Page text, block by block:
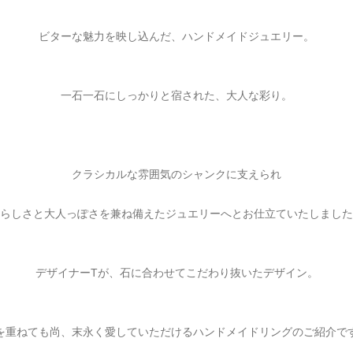
ビターな魅力を映し込んだ、ハンドメイドジュエリー。
一石一石にしっかりと宿された、大人な彩り。
クラシカルな雰囲気のシャンクに支えられ
しさと大人っぽさを兼ね備えたジュエリーへとお仕立ていたしまし
デザイナーTが、石に合わせてこだわり抜いたデザイン。
重ねても尚、末永く愛していただけるハンドメイドリングのご紹介で